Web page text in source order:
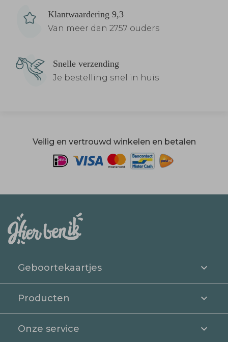
Klantwaardering 9,3
Van meer dan 2757 ouders
Snelle verzending
Je bestelling snel in huis
Veilig en vertrouwd winkelen en betalen
Geboortekaartjes
Producten
Onze service